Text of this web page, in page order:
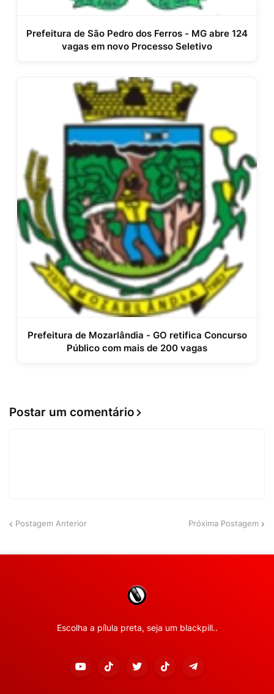
Prefeitura de São Pedro dos Ferros - MG abre 124
vagas em novo Processo Seletivo
Prefeitura de Mozarlândia - GO retifica Concurso
Público com mais de 200 vagas
Postar um comentário
Postagem Anterior Próxima Postagem
Escolha a pílula preta, seja um blackpill..